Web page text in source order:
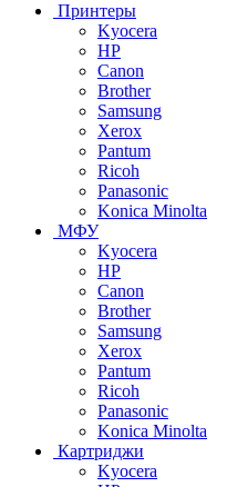
Принтеры
Kyocera
HP
Canon
Brother
Samsung
Xerox
Pantum
Ricoh
Panasonic
Konica Minolta
МФУ
Kyocera
HP
Canon
Brother
Samsung
Xerox
Pantum
Ricoh
Panasonic
Konica Minolta
Картриджи
Kyocera